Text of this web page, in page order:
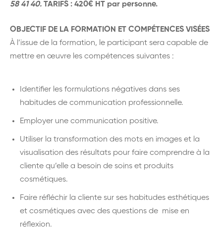
58 41 40. TARIFS : 420€ HT par personne.
OBJECTIF DE LA FORMATION ET COMPÉTENCES VISÉES
À l’issue de la formation, le participant sera capable de
mettre en œuvre les compétences suivantes :
Identifier les formulations négatives dans ses
habitudes de communication professionnelle.
Employer une communication positive.
Utiliser la transformation des mots en images et la
visualisation des résultats pour faire comprendre à la
cliente qu’elle a besoin de soins et produits
cosmétiques.
Faire réfléchir la cliente sur ses habitudes esthétiques
et cosmétiques avec des questions de mise en
réflexion.